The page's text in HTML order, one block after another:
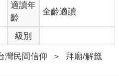
適讀年
齡
全齡適讀
級別
灣民間信仰 ＞ 拜廟/解籤